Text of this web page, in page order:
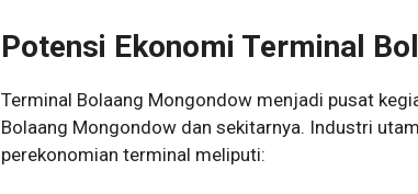
Potensi Ekonomi Terminal
Terminal Bolaang Mongondow menjadi pusat
Bolaang Mongondow dan sekitarnya. Industri
perekonomian terminal meliputi: